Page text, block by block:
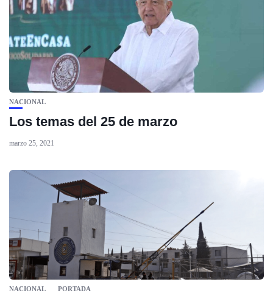
NACIONAL
Los temas del 25 de marzo
marzo 25, 2021
NACIONAL PORTADA